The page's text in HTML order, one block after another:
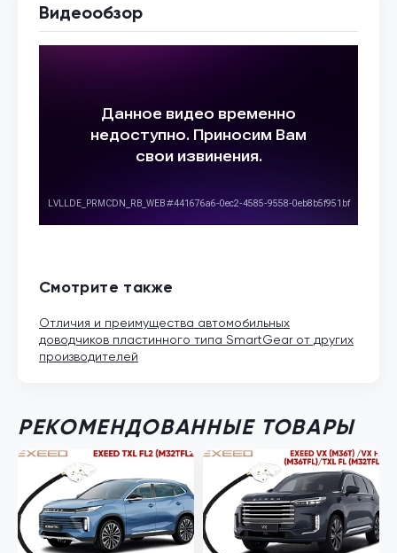
Видеообзор
Смотрите также
Отличия и преимущества автомобильных
доводчиков пластинного типа SmartGear от других
производителей
РЕКОМЕНДОВАННЫЕ ТОВАРЫ